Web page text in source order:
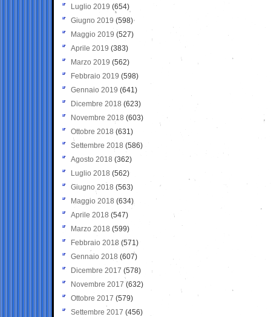
Luglio 2019 (654)
Giugno 2019 (598)
Maggio 2019 (527)
Aprile 2019 (383)
Marzo 2019 (562)
Febbraio 2019 (598)
Gennaio 2019 (641)
Dicembre 2018 (623)
Novembre 2018 (603)
Ottobre 2018 (631)
Settembre 2018 (586)
Agosto 2018 (362)
Luglio 2018 (562)
Giugno 2018 (563)
Maggio 2018 (634)
Aprile 2018 (547)
Marzo 2018 (599)
Febbraio 2018 (571)
Gennaio 2018 (607)
Dicembre 2017 (578)
Novembre 2017 (632)
Ottobre 2017 (579)
Settembre 2017 (456)